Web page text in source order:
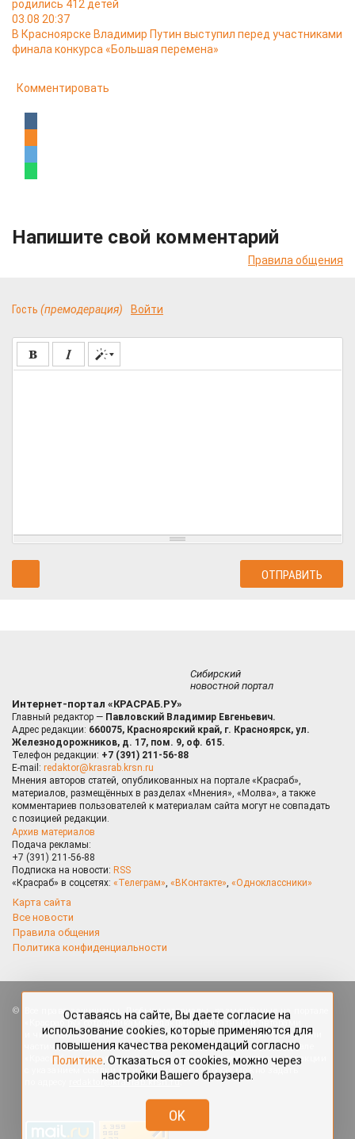
родились 412 детей
03.08 20:37
В Красноярске Владимир Путин выступил перед участниками
финала конкурса «Большая перемена»
Комментировать
Напишите свой комментарий
Правила общения
Гость (премодерация) Войти
Сибирский
новостной портал
Интернет-портал «КРАСРАБ.РУ»
Главный редактор — Павловский Владимир Евгеньевич.
Адрес редакции: 660075, Красноярский край, г. Красноярск, ул.
Железнодорожников, д. 17, пом. 9, оф. 615.
Телефон редакции: +7 (391) 211-56-88
E-mail: redaktor@krasrab.krsn.ru
Мнения авторов статей, опубликованных на портале «Красраб»,
материалов, размещённых в разделах «Мнения», «Молва», а также
комментариев пользователей к материалам сайта могут не совпадать
с позицией редакции.
Архив материалов
Подача рекламы:
+7 (391) 211-56-88
Подписка на новости: RSS
«Красраб» в соцсетях: «Телеграм», «ВКонтакте», «Одноклассники»
Карта сайта
Все новости
Правила общения
Политика конфиденциальности
Все права защищены. Любые материалы, размещённые на портале
«Красраб.ру» сотрудниками редакции, нештатными авторами
и читателями, являются объектами авторского права. Полное или
частичное использование материалов, размещённых на портале
«Красраб.ру», допускается только с письменного согласия редакции
с указанием ссылки на источник. Все вопросы можно задать
redaktor@krasrab.krsn.ru.
использование cookies, которые применяются для
повышения качества рекомендаций согласно
Политике. Отказаться от cookies, можно через
настройки Вашего браузера.
OK